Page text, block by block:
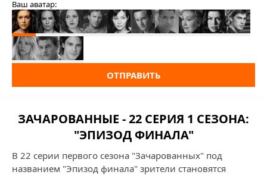
Ваш аватар:
ОТПРАВИТЬ
ЗАЧАРОВАННЫЕ - 22 СЕРИЯ 1 СЕЗОНА:
"ЭПИЗОД ФИНАЛА"
В 22 серии первого сезона "Зачарованных" под
названием "Эпизод финала" зрители становятся